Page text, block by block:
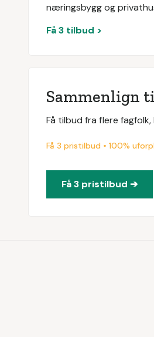
næringsbygg og
Få 3 tilbud >
Sammenlign
Få tilbud fra flere
Få 3 pristilbud • 100%
Få 3 pristilbud ➔